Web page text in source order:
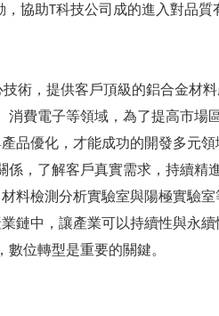
協助T科技公司成的進入對品
術，提供客戶頂級的鋁合金材
費電子等領域，為了提高市
品優化，才能成功的開發多元
，了解客戶真實需求，持續精
料檢測分析實驗室與陽極實驗
鏈中，讓產業可以持續性與永
位轉型是重要的關鍵。